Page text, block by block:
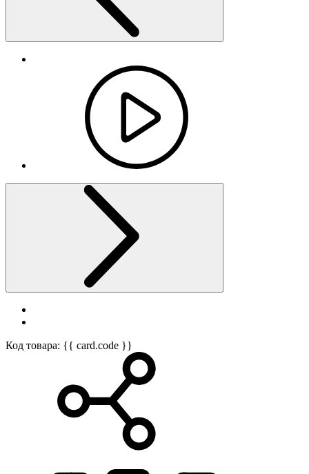
Код товара: {{ card.code }}